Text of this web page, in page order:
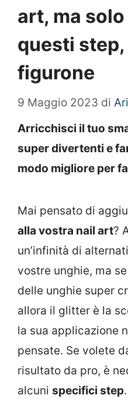
art, ma
questi
figurone
9 Maggio 2023 di
Arricchisci il tuo
super divertenti e
modo migliore per
Mai pensato di
alla vostra nail art?
un’infinità di
vostre unghie, ma
delle unghie super
allora il glitter è la
la sua applicazione
pensate. Se volete
risultato da pro, è
alcuni specifici step.